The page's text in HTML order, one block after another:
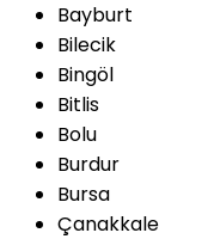
Bayburt
Bilecik
Bingöl
Bitlis
Bolu
Burdur
Bursa
Çanakkale